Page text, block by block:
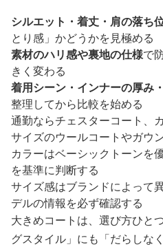
シルエット・着丈・肩の落ち
とり感」かどうかを見極める
素材のハリ感や裏地の仕様で
きく変わる
着用シーン・インナーの厚み
整理してから比較を始める
通勤ならチェスターコート、
サイズのウールコートやガウ
カラーはベーシックトーンを
を基準に判断する
サイズ感はブランドによって
デルの情報を必ず確認する
大きめコートは、選び方ひと
グスタイル」にも「だらしな